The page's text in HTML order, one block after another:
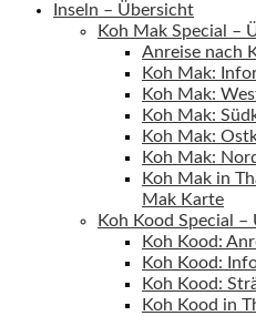
Inseln – Übersicht
Koh Mak Special –
Anreise nach
Koh Mak:
Koh Mak:
Koh Mak:
Koh Mak:
Koh Mak:
Koh Mak in
Mak Karte
Koh Kood Special
Koh Kood:
Koh Kood:
Koh Kood:
Koh Kood in